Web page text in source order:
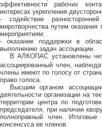
эффективности рабочих
интересах укрепления
- содействие
миротворчества путем
мероприятиям;
- оказание поддержки в
выполнению задач ассоциации.
В АЛКОПАС установлены
ассоциированный член,
члены имеют по голосу от
право голоса.
Высшим органом
деятельности организации на
территории центра по
председателя, при наличии
полноправный член.
консенсуса ее членов.